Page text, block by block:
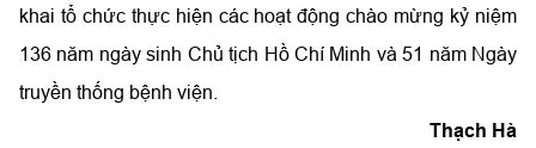
khai tổ chức thực hiện các hoạt động chào mừng kỷ niệm
136 năm ngày sinh Chủ tịch Hồ Chí Minh và 51 năm Ngày
truyền thống bệnh viện.
Thạch Hà